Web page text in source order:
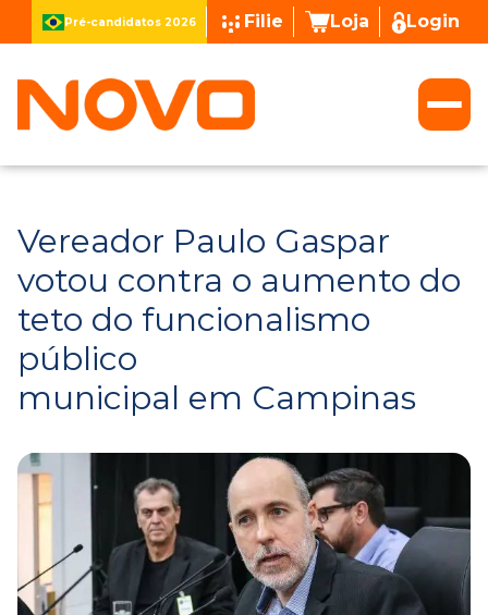
Pré-candidatos 2026 Filie Loja Login
Vereador Paulo Gaspar
votou contra o aumento do
teto do funcionalismo
público
municipal em Campinas